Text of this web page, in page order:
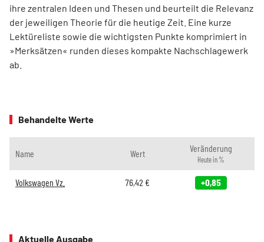
ihre zentralen Ideen und Thesen und beurteilt die Relevanz
der jeweiligen Theorie für die heutige Zeit. Eine kurze
Lektüreliste sowie die wichtigsten Punkte komprimiert in
»Merksätzen« runden dieses kompakte Nachschlagewerk
ab.
Behandelte Werte
Name Wert Veränderung
Heute in %
Volkswagen Vz. 76,42 € +0,85
Aktuelle Ausgabe